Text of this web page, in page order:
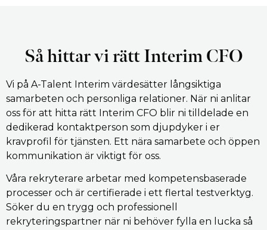
Så hittar vi rätt Interim CFO
Vi på A-Talent Interim värdesätter långsiktiga
samarbeten och personliga relationer. När ni anlitar
oss för att hitta rätt Interim CFO blir ni tilldelade en
dedikerad kontaktperson som djupdyker i er
kravprofil för tjänsten. Ett nära samarbete och öppen
kommunikation är viktigt för oss.
Våra rekryterare arbetar med kompetensbaserade
processer och är certifierade i ett flertal testverktyg.
Söker du en trygg och professionell
rekryteringspartner när ni behöver fylla en lucka så